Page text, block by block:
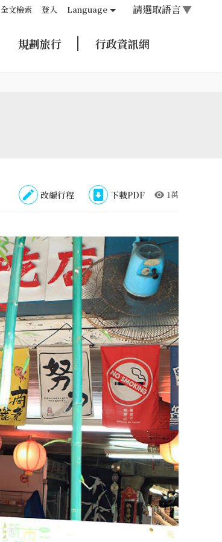
全文檢索 登入 Language 請選取語言▼
規劃旅行 行政資訊網
改編行程 下載PDF 1萬